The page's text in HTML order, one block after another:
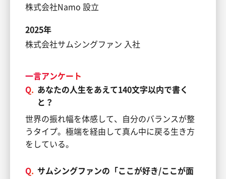
株式会社Namo 設立
2025年
株式会社サムシングファン 入社
一言アンケート
Q. あなたの人生をあえて140文字以内で書く
と？
世界の振れ幅を体感して、自分のバランスが整
うタイプ。極端を経由して真ん中に戻る生き方
をしている。
Q. サムシングファンの「ここが好き/ここが面